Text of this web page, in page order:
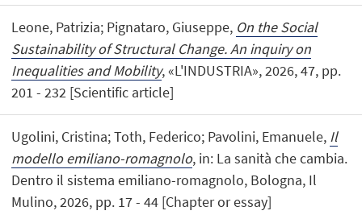
Leone, Patrizia; Pignataro, Giuseppe, On the Social
Sustainability of Structural Change. An inquiry on
Inequalities and Mobility, «L'INDUSTRIA», 2026, 47, pp.
201 - 232 [Scientific article]
Ugolini, Cristina; Toth, Federico; Pavolini, Emanuele, Il
modello emiliano-romagnolo, in: La sanità che cambia.
Dentro il sistema emiliano-romagnolo, Bologna, Il
Mulino, 2026, pp. 17 - 44 [Chapter or essay]